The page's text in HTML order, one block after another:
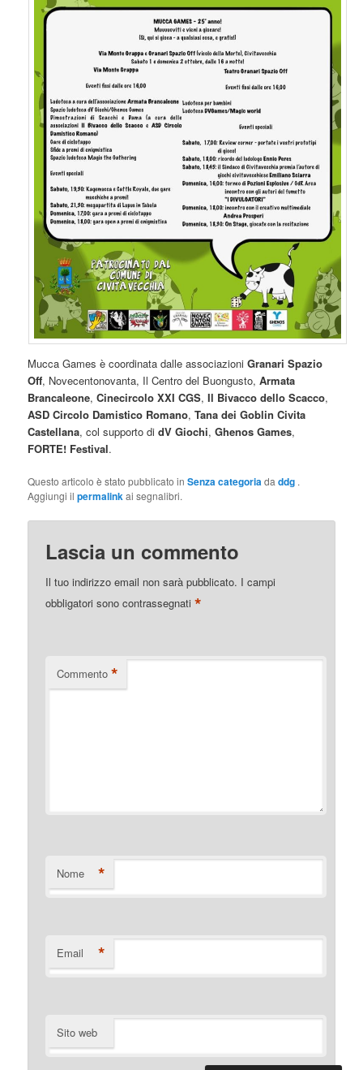
Mucca Games è coordinata dalle associazioniGranari Spazio
Off, Novecentonovanta, Il Centro del Buongusto,Armata
Brancaleone,Cinecircolo XXI CGS,Il Bivacco dello Scacco,
ASD Circolo Damistico Romano,Tana dei Goblin Civita
Castellana, col supporto didV Giochi,Ghenos Games,
FORTE! Festival.
Questo articolo è stato pubblicato inSenza categoriadaddg .
Aggiungi ilpermalinkai segnalibri.
Lascia un commento
Il tuo indirizzo email non sarà pubblicato. I campi
obbligatori sono contrassegnati*
Commento *
Nome *
Email *
Sito web